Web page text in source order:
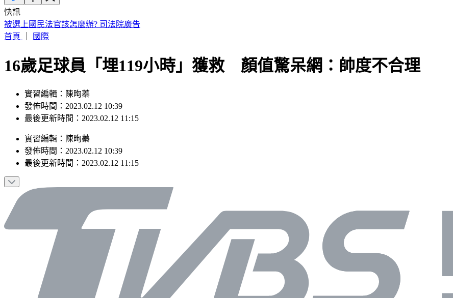
快訊
被選上國民法官該怎麼辦? 司法院廣告
首頁
國際
16歲足球員「埋119小時」獲救 顏值驚呆網：帥度不合理
實習編輯：陳昫蓁
發佈時間：2023.02.12 10:39
最後更新時間：2023.02.12 11:15
實習編輯 ： 陳昫蓁
發佈時間： 2023.02.12 10:39
最後更新時間： 2023.02.12 11:15